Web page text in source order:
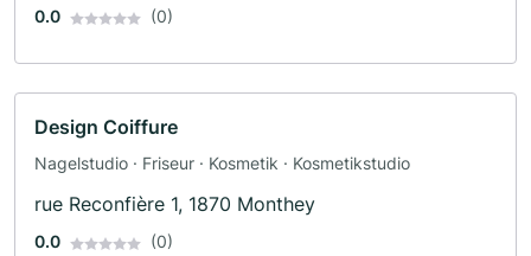
0.0 (0)
Design Coiffure
Nagelstudio · Friseur · Kosmetik · Kosmetikstudio
rue Reconfière 1, 1870 Monthey
0.0 (0)